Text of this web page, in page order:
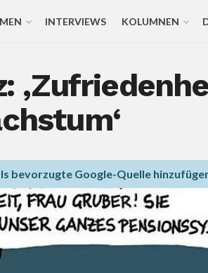
INTERVIEWS KOLUMNEN
bevorzugte Google-Quelle